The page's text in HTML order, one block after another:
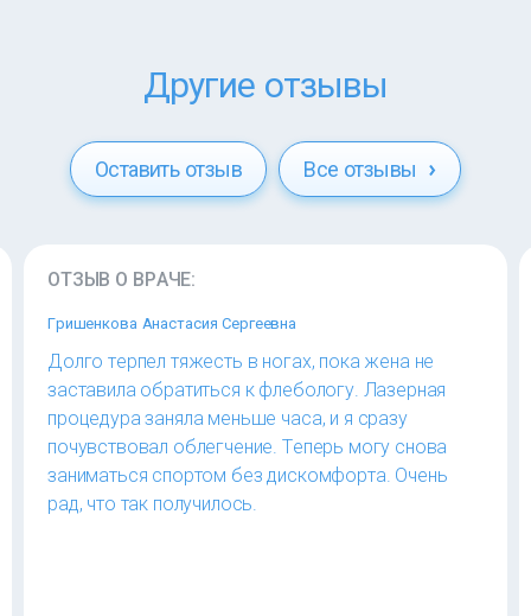
Другие отзывы
Оставить отзыв Все отзывы
ОТЗЫВ О ВРАЧЕ:
Гришенкова Анастасия Сергеевна
Долго терпел тяжесть в ногах, пока жена не
заставила обратиться к флебологу. Лазерная
процедура заняла меньше часа, и я сразу
почувствовал облегчение. Теперь могу снова
заниматься спортом без дискомфорта. Очень
рад, что так получилось.